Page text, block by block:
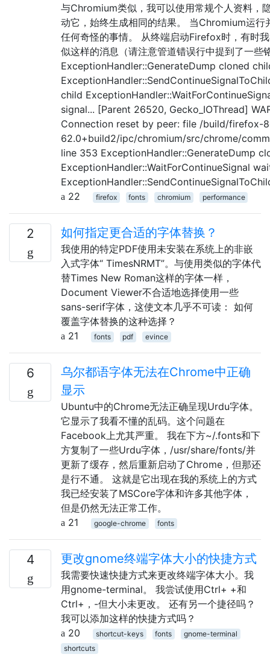
与Chromium类似，我可以使用常规个人资料，
动它，始终生成相同的结果。 当Chromium运
任何奇怪的事情。 从终端启动Firefox时，有时
似这样的消息（请注意管道错误行中提到了一些
ExceptionHandler::GenerateDump cloned
child
signal... [Parent 26520, Gecko_IOThread]
Connection reset by peer: file /build/firefox-
62.0+build2/ipc/chromium/src/chrome/
line 353 ExceptionHandler::GenerateDump
ExceptionHandler::WaitForContinueSignal
22
firefox fonts chromium performance
2 如何指定更合适的字体替换？
我使用的特定PDF使用未安装在系统上的非嵌
入式字体“ TimesNRMT”。与使用类似的字体代
替Times New Roman这样的字体一样，
Document Viewer不合适地选择使用一些
sans-serif字体，这使文本几乎不可读： 如何
覆盖字体替换的这种选择？
21
fonts pdf evince
6
乌尔都语字体无法在Chrome中正确
显示
Ubuntu中的Chrome无法正确呈现Urdu字体。
它显示了我看不懂的乱码。这个问题在
Facebook上尤其严重。 我在下方~/.fonts和下
方复制了一些Urdu字体，/usr/share/fonts/并
更新了缓存，然后重新启动了Chrome，但那还
是行不通。 这就是它出现在我的系统上的方式
我已经安装了MSCore字体和许多其他字体，
但是仍然无法正常工作。
21
google-chrome fonts
4 更改gnome终端字体大小的快捷方式
我需要快速快捷方式来更改终端字体大小。我
用gnome-terminal。 我尝试使用Ctrl+ +和
Ctrl+，-但大小未更改。 还有另一个捷径吗？
我可以添加这样的快捷方式吗？
20
shortcut-keys fonts
gnome-terminal
shortcuts